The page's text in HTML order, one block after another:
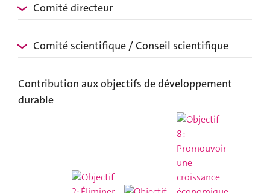
Comité directeur
Comité scientifique / Conseil scientifique
Contribution aux objectifs de développement
durable